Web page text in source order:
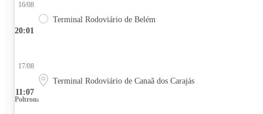
20:01
16/08
Terminal Rodoviário de Belém
11:07
17/08
Terminal Rodoviário de Canaã dos Carajás
Poltrona